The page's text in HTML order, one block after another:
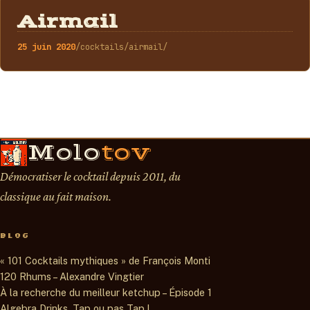
COCKTAILS
Airmail
25 juin 2020/cocktails/airmail/
Molotov
Démocratiser le cocktail depuis 2011, du
classique au fait maison.
BLOG
« 101 Cocktails mythiques » de François Monti
120 Rhums – Alexandre Vingtier
À la recherche du meilleur ketchup – Épisode 1